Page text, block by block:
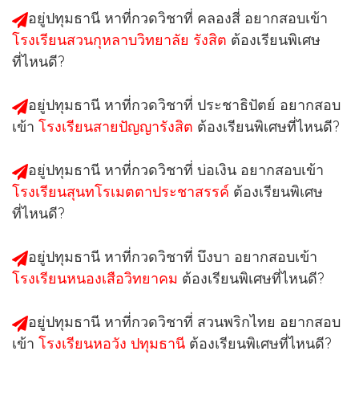
อยู่ปทุมธานี หาที่กวดวิชาที่ คลองสี่ อยากสอบเข้า
โรงเรียนสวนกุหลาบวิทยาลัย รังสิต ต้องเรียนพิเศษ
ที่ไหนดี?
อยู่ปทุมธานี หาที่กวดวิชาที่ ประชาธิปัตย์ อยากสอบ
เข้า โรงเรียนสายปัญญารังสิต ต้องเรียนพิเศษที่ไหนดี?
อยู่ปทุมธานี หาที่กวดวิชาที่ บ่อเงิน อยากสอบเข้า
โรงเรียนสุนทโรเมตตาประชาสรรค์ ต้องเรียนพิเศษ
ที่ไหนดี?
อยู่ปทุมธานี หาที่กวดวิชาที่ บึงบา อยากสอบเข้า
โรงเรียนหนองเสือวิทยาคม ต้องเรียนพิเศษที่ไหนดี?
อยู่ปทุมธานี หาที่กวดวิชาที่ สวนพริกไทย อยากสอบ
เข้า โรงเรียนหอวัง ปทุมธานี ต้องเรียนพิเศษที่ไหนดี?